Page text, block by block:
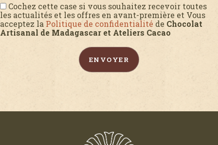
Cochez cette case si vous souhaitez recevoir toutes
les actualités et les offres en avant-première et Vous
acceptez la Politique de confidentialité de Chocolat
Artisanal de Madagascar et Ateliers Cacao
ENVOYER